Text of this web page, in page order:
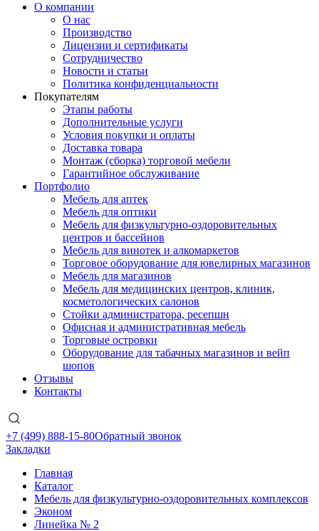
О компании
О нас
Производство
Лицензии и сертификаты
Сотрудничество
Новости и статьи
Политика конфиденциальности
Покупателям
Этапы работы
Дополнительные услуги
Условия покупки и оплаты
Доставка товара
Монтаж (сборка) торговой мебели
Гарантийное обслуживание
Портфолио
Мебель для аптек
Мебель для оптики
Мебель для физкультурно-оздоровительных
центров и бассейнов
Мебель для винотек и алкомаркетов
Торговое оборудование для ювелирных магазинов
Мебель для магазинов
Мебель для медицинских центров, клиник,
косметологических салонов
Стойки администратора, ресепшн
Офисная и административная мебель
Торговые островки
Оборудование для табачных магазинов и вейп
шопов
Отзывы
Контакты
+7 (499) 888-15-80Обратный звонок
Закладки
Главная
Каталог
Мебель для физкультурно-оздоровительных комплексов
Эконом
Линейка № 2